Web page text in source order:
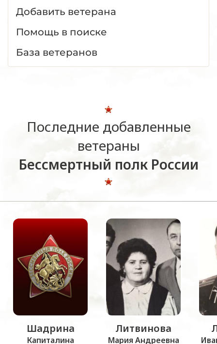
Добавить ветерана
Помощь в поиске
База ветеранов
Последние добавленные
ветераны
Бессмертный полк России
Шадрина
Капиталина
Литвинова
Мария Андреевна